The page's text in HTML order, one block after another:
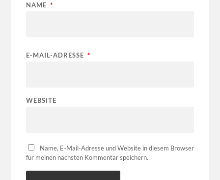
NAME *
E-MAIL-ADRESSE *
WEBSITE
Name, E-Mail-Adresse und Website in diesem Browser
für meinen nächsten Kommentar speichern.